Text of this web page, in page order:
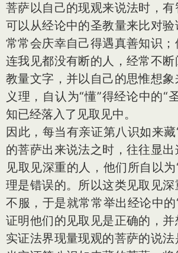
菩萨以自己的现观来说法时，
可以从经论中的圣教量来比对验
常常会庆幸自己得遇真善知识
连我见都没有断的人，经常不
教量文字，并以自己的思惟想
义理，自认为“懂”得经论中的“
知已经落入了见取见中。
因此，每当有亲证第八识如来
的菩萨出来说法之时，往往显出
见取见深重的人，他们所自以为
理是错误的。所以这类见取见
不服，于是就常常举出经论中
证明他们的见取见是正确的，
实证法界现量现观的菩萨的说